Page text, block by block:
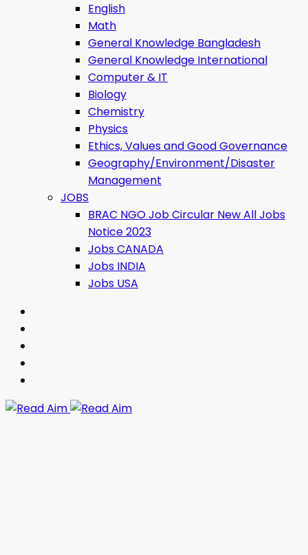
English
Math
General Knowledge Bangladesh
General Knowledge International
Computer & IT
Biology
Chemistry
Physics
Ethics, Values ​​and Good Governance
Geography/Environment/Disaster
Management
JOBS
BRAC NGO Job Circular New All Jobs
Notice 2023
Jobs CANADA
Jobs INDIA
Jobs USA
Read Aim